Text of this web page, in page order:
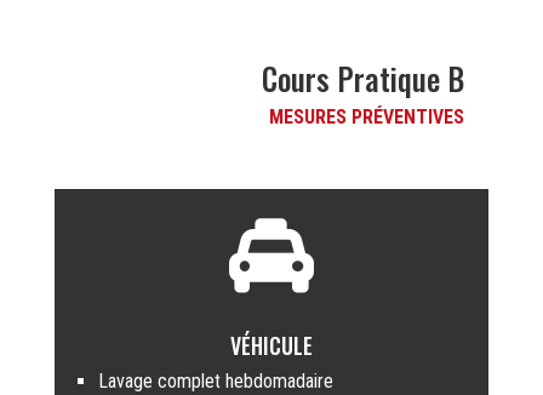
Cours Pratique B
MESURES PRÉVENTIVES

VÉHICULE
Lavage complet hebdomadaire